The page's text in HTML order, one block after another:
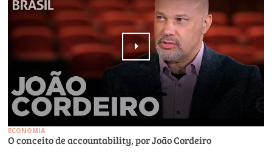
ECONOMIA
O conceito de accountability, por João Cordeiro